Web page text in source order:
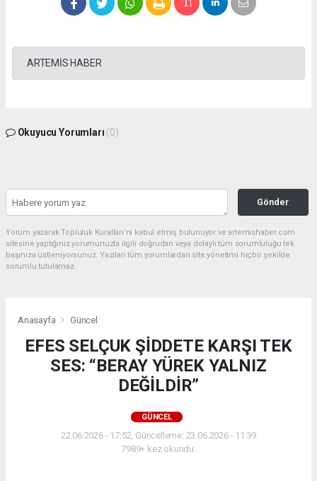
ARTEMİS HABER
Okuyucu Yorumları (0)
Gönder
Yorum yazarak Topluluk Kuralları’nı kabul etmiş bulunuyor ve artemishaber.com
sitesine yaptığınız yorumunuzla ilgili doğrudan veya dolaylı tüm sorumluluğu tek
başınıza üstleniyorsunuz. Yazılan tüm yorumlardan site yönetimi hiçbir şekilde
sorumlu tutulamaz.
Anasayfa Güncel
EFES SELÇUK ŞİDDETE KARŞI TEK
SES: “BERAY YÜREK YALNIZ
DEĞİLDİR”
GÜNCEL
22.06.2026 - 17:52, Güncelleme: 23.06.2026 - 11:39
7989+ kez okundu.